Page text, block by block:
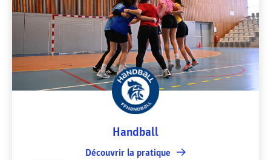
Handball
Découvrir la pratique